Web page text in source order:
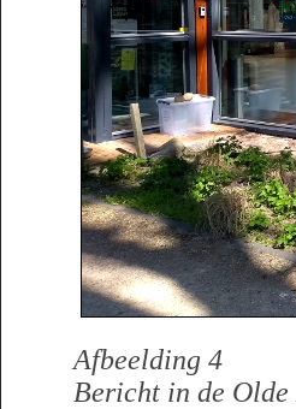
Afbeelding 4
Bericht in de